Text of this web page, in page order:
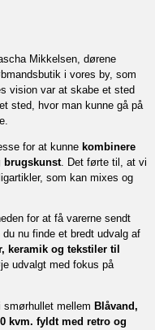
Mikkelsen, dørene
i vores by, som
vision var at skabe et sted
sted, hvor man kunne gå på
for at kunne kombinere
brugskunst . Det førte til, at vi
som kan mixes og
for at få varerne sendt
nu finde et bredt udvalg af
keramik og tekstiler til
udvalgt med fokus på
smørhullet mellem Blåvand,
kvm. fyldt med retro og